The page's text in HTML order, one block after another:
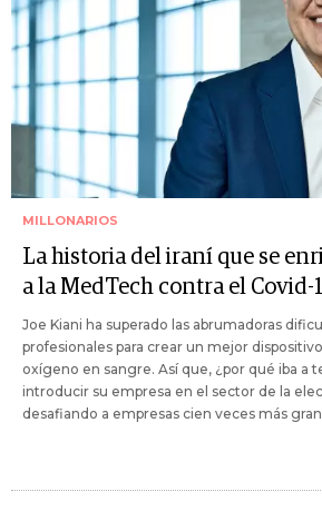
MILLONARIOS
La historia del iraní que se
a la MedTech contra el Covid-
Joe Kiani ha superado las abrumadoras
profesionales para crear un mejor
oxígeno en sangre. Así que, ¿por qué iba a
introducir su empresa en el sector de la
desafiando a empresas cien veces más